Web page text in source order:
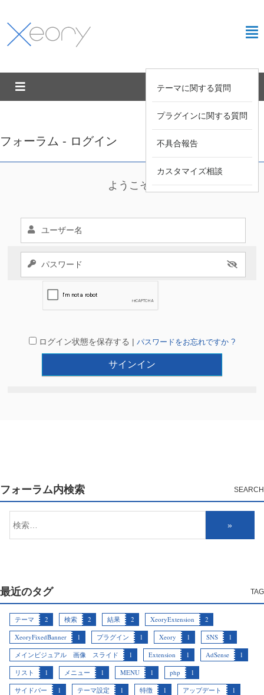
テーマに関する質問
プラグインに関する質問
不具合報告
カスタマイズ相談
フォーラム - ログイン
ようこそ !
ログイン状態を保存する | パスワードをお忘れですか ?
フォーラム内検索
最近のタグ
テーマ 2 検索 2 結果 2 XeoryExtension
2
XeoryFixedBanner
1 プラグイン 1 Xeory 1 SNS
1
メインビジュアル 画像 スライド
1 Extension 1 AdSense
1
リスト
1 メニュー 1 MENU 1 php
1
サイドバー
1 テーマ設定 1 特徴 1 アップデート
1